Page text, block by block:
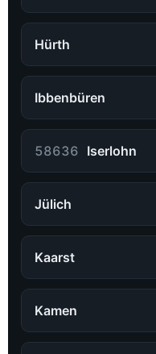
Hürth
Ibbenbüren
58636 Iserlohn
Jülich
Kaarst
Kamen